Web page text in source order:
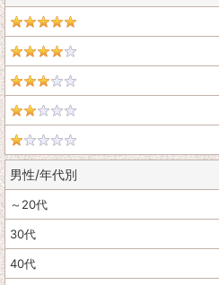
男性/年代別
～20代
30代
40代